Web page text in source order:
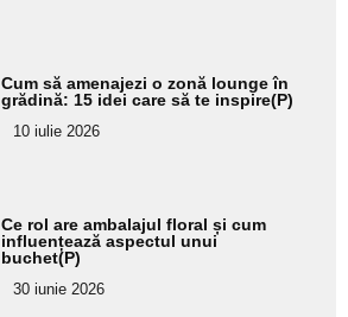
Cum să amenajezi o zonă lounge în
grădină: 15 idei care să te inspire(P)
10 iulie 2026
Ce rol are ambalajul floral și cum
influențează aspectul unui
buchet(P)
30 iunie 2026